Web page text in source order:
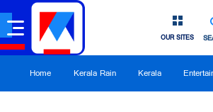
OUR SITES
Home Kerala Rain Kerala